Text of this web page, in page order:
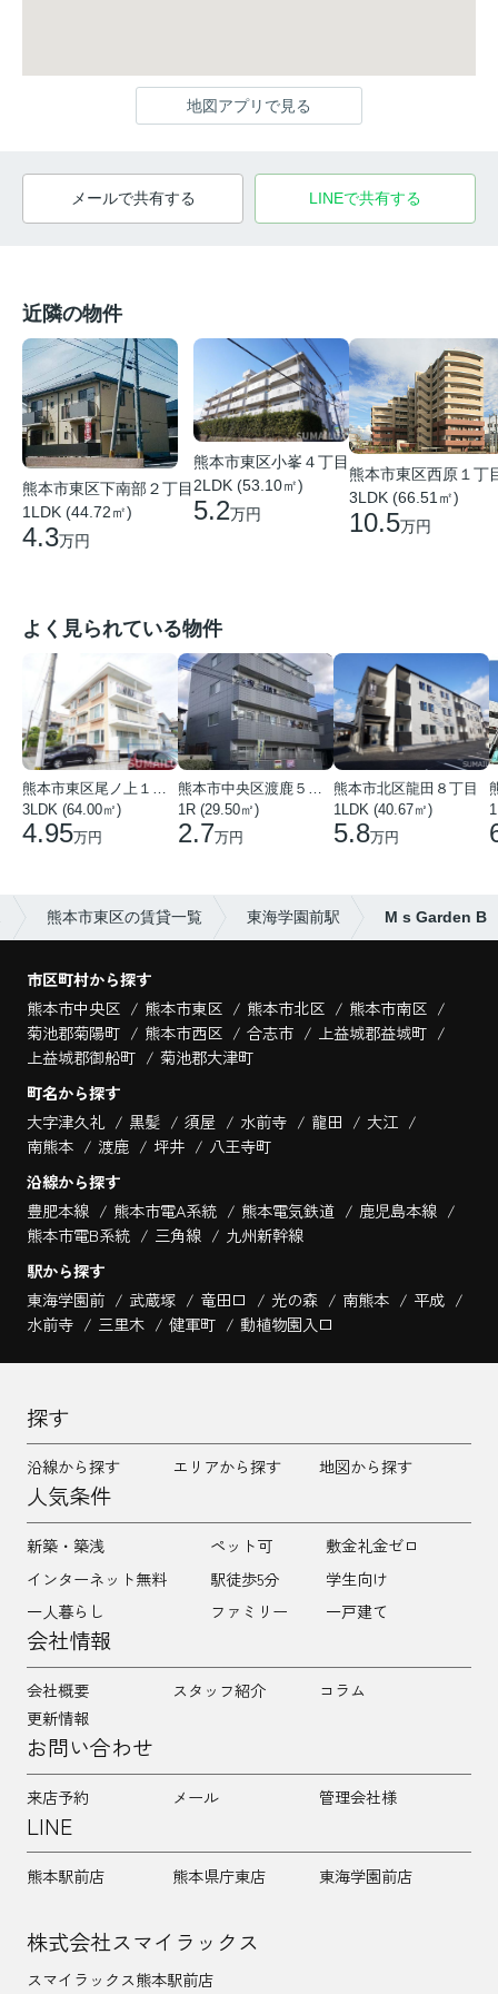
地図アプリで見る
メールで共有する LINEで共有する
近隣の物件
熊本市東区下南部２丁目
1LDK (44.72㎡)
4.3万円
熊本市東区小峯４丁目
2LDK (53.10㎡)
5.2万円
熊本市東区西原１丁
3LDK (66.51㎡)
10.5万円
よく見られている物件
熊本市東区尾ノ上１丁目
3LDK (64.00㎡)
4.95万円
熊本市中央区渡鹿５丁目
1R (29.50㎡)
2.7万円
熊本市北区龍田８丁目
1LDK (40.67㎡)
5.8万円
熊本市東区の賃貸一覧 東海学園前駅 M s Garden B
市区町村から探す
熊本市中央区
熊本市東区 熊本市北区
熊本市南区
菊池郡菊陽町
熊本市西区 合志市
上益城郡益城町
上益城郡御船町
菊池郡大津町
町名から探す
大字津久礼
黒髪 須屋 水前寺 龍田
大江
南熊本
渡鹿 坪井
八王寺町
沿線から探す
豊肥本線
熊本市電A系統 熊本電気鉄道
鹿児島本線
熊本市電B系統
三角線
九州新幹線
駅から探す
東海学園前
武蔵塚 竜田口 光の森 南熊本
平成
水前寺
三里木 健軍町 動植物園入口
探す
沿線から探す エリアから探す 地図から探す
人気条件
新築・築浅 ペット可
敷金礼金ゼロ
インターネット無料
駅徒歩5分
学生向け
一人暮らし
ファミリー 一戸建て
会社情報
会社概要 スタッフ紹介
コラム
更新情報
お問い合わせ
来店予約 メール 管理会社様
LINE
熊本駅前店 熊本県庁東店 東海学園前店
株式会社スマイラックス
スマイラックス熊本駅前店